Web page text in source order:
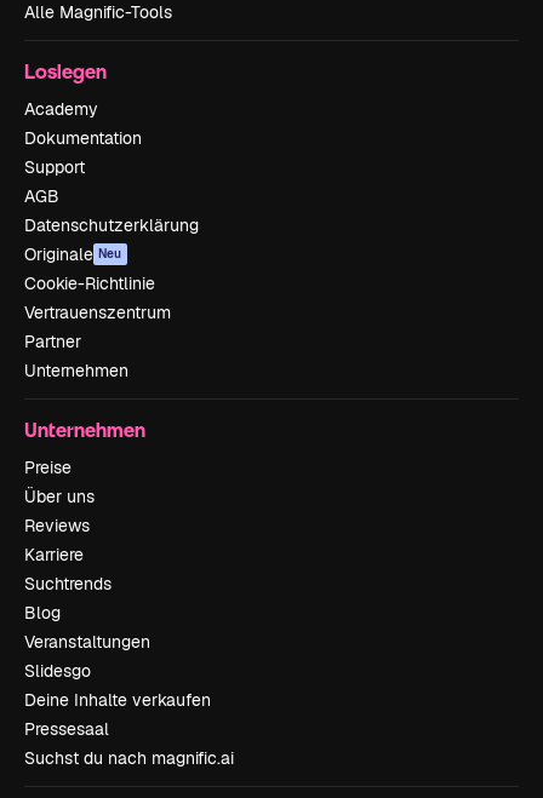
Alle Magnific-Tools
Loslegen
Academy
Dokumentation
Support
AGB
Datenschutzerklärung
Originale Neu
Cookie-Richtlinie
Vertrauenszentrum
Partner
Unternehmen
Unternehmen
Preise
Über uns
Reviews
Karriere
Suchtrends
Blog
Veranstaltungen
Slidesgo
Deine Inhalte verkaufen
Pressesaal
Suchst du nach magnific.ai